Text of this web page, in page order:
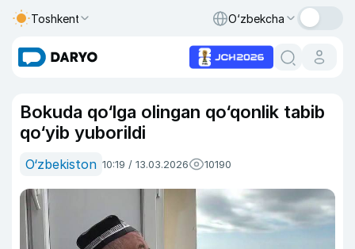
Toshkent O‘zbekcha
Bokuda qo‘lga olingan qo‘qonlik tabib
qo‘yib yuborildi
O‘zbekiston 10:19 / 13.03.2026 10190